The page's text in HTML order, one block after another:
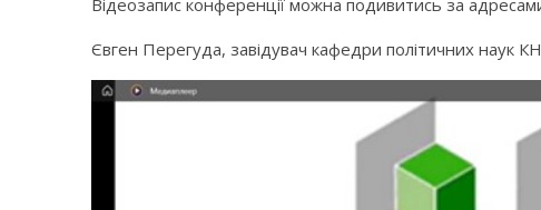
Відеозапис конференції можна подивитись за
Євген Перегуда, завідувач кафедри політичних наук